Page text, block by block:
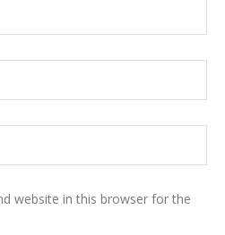
website in this browser for the